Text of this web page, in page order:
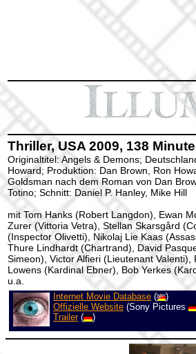
Thriller, USA 2009, 138
Originaltitel: Angels & Demons;
Howard; Produktion: Dan Brown, Ron
Goldsman nach dem Roman von Dan
Totino; Schnitt: Daniel P. Hanley, Mike Hill
mit Tom Hanks (Robert Langdon), Ewan
Zurer (Vittoria Vetra), Stellan Skarsgård
(Inspector Olivetti), Nikolaj Lie Kaas
Thure Lindhardt (Chartrand), David
Simeon), Victor Alfieri (Lieutenant
Lowens (Kardinal Ebner), Bob Yerkes
u.a.
Internet Movie Database (
)
Offizielle Website (Sony Pictures
Trailer( )